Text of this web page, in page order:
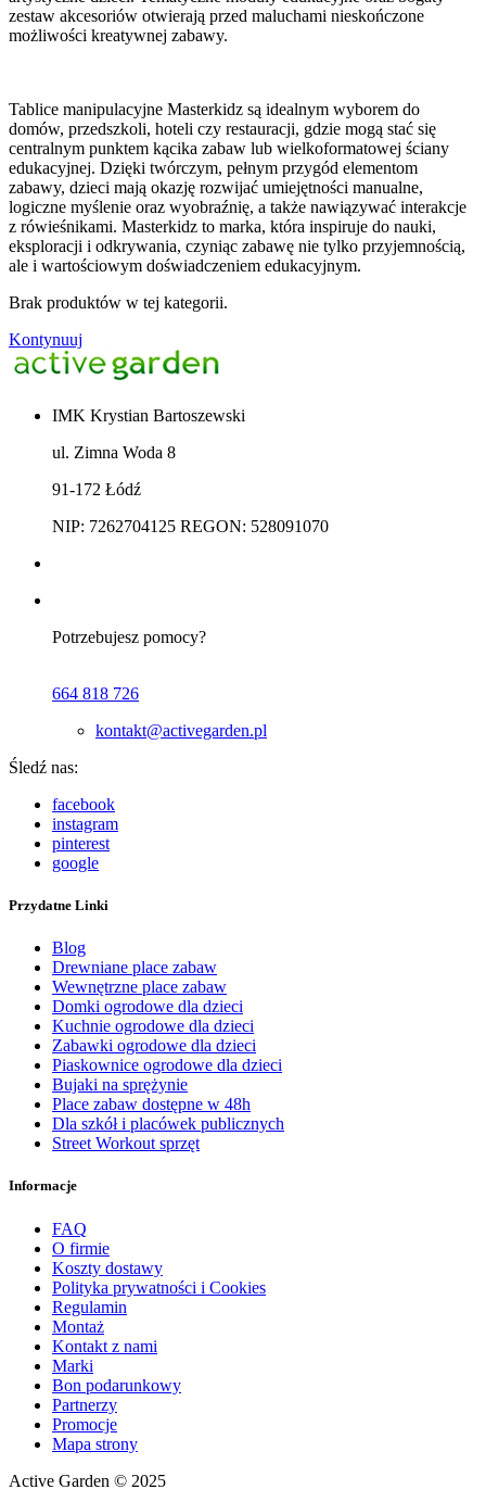
zestaw akcesoriów otwierają przed maluchami nieskończone
możliwości kreatywnej zabawy.
Tablice manipulacyjne Masterkidz są idealnym wyborem do
domów, przedszkoli, hoteli czy restauracji, gdzie mogą stać się
centralnym punktem kącika zabaw lub wielkoformatowej ściany
edukacyjnej. Dzięki twórczym, pełnym przygód elementom
zabawy, dzieci mają okazję rozwijać umiejętności manualne,
logiczne myślenie oraz wyobraźnię, a także nawiązywać interakcje
z rówieśnikami. Masterkidz to marka, która inspiruje do nauki,
eksploracji i odkrywania, czyniąc zabawę nie tylko przyjemnością,
ale i wartościowym doświadczeniem edukacyjnym.
Brak produktów w tej kategorii.
Kontynuuj
IMK Krystian Bartoszewski
ul. Zimna Woda 8
91-172 Łódź
NIP: 7262704125 REGON: 528091070
Potrzebujesz pomocy?
664 818 726
kontakt@activegarden.pl
Śledź nas:
facebook
instagram
pinterest
google
Przydatne Linki
Blog
Drewniane place zabaw
Wewnętrzne place zabaw
Domki ogrodowe dla dzieci
Kuchnie ogrodowe dla dzieci
Zabawki ogrodowe dla dzieci
Piaskownice ogrodowe dla dzieci
Bujaki na sprężynie
Place zabaw dostępne w 48h
Dla szkół i placówek publicznych
Street Workout sprzęt
Informacje
FAQ
O firmie
Koszty dostawy
Polityka prywatności i Cookies
Regulamin
Montaż
Kontakt z nami
Marki
Bon podarunkowy
Partnerzy
Promocje
Mapa strony
Active Garden © 2025